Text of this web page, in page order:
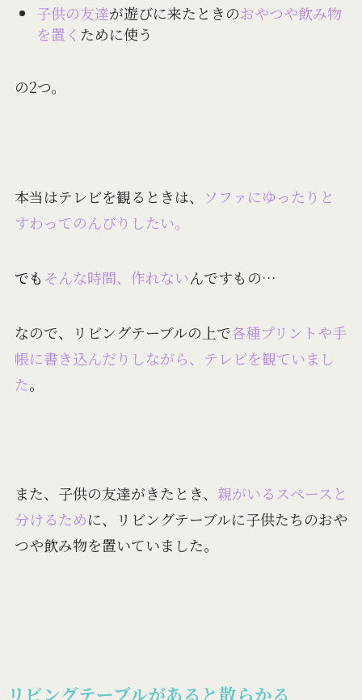
子供の友達が遊びに来たときのおやつや飲み物
を置く ために使う
の2つ。
本当はテレビを観るときは、
ソファにゆったりと
すわってのんびりしたい。
でも そんな時間、作れないんですもの…
なので、リビングテーブルの上で各種プリントや手
帳に書き込んだりしながら、テレビを観ていまし
た。
また、子供の友達がきたとき、 親がいるスペースと
分けるために、リビングテーブルに子供たちのおや
つや飲み物を置いていました。
リビングテーブルがあると散らかる